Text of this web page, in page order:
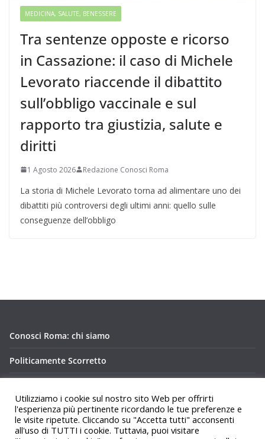
MEDICINA, SALUTE, BENESSERE
Tra sentenze opposte e ricorso
in Cassazione: il caso di Michele
Levorato riaccende il dibattito
sull’obbligo vaccinale e sul
rapporto tra giustizia, salute e
diritti
1 Agosto 2026 Redazione Conosci Roma
La storia di Michele Levorato torna ad alimentare uno dei
dibattiti più controversi degli ultimi anni: quello sulle
conseguenze dell’obbligo
Conosci Roma: chi siamo
Politicamente Scorretto
Utilizziamo i cookie sul nostro sito Web per offrirti
l'esperienza più pertinente ricordando le tue preferenze e
le visite ripetute. Cliccando su "Accetta tutti" acconsenti
all'uso di TUTTI i cookie. Tuttavia, puoi visitare